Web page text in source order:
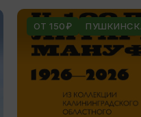
ОТ 150₽